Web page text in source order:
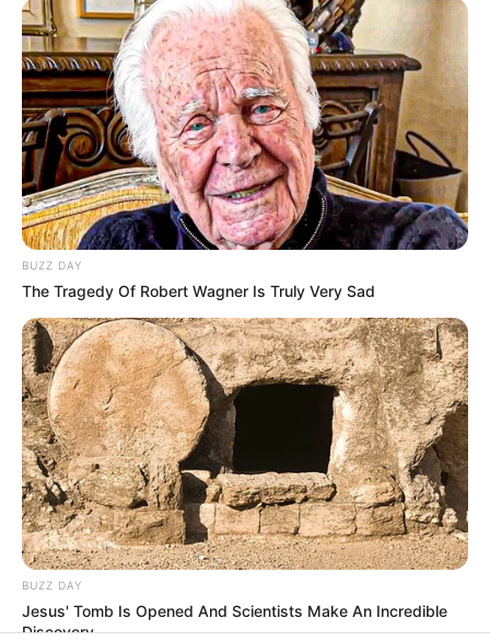
BUZZ DAY
The Tragedy Of Robert Wagner Is Truly Very Sad
BUZZ DAY
Jesus' Tomb Is Opened And Scientists Make An Incredible
Discovery